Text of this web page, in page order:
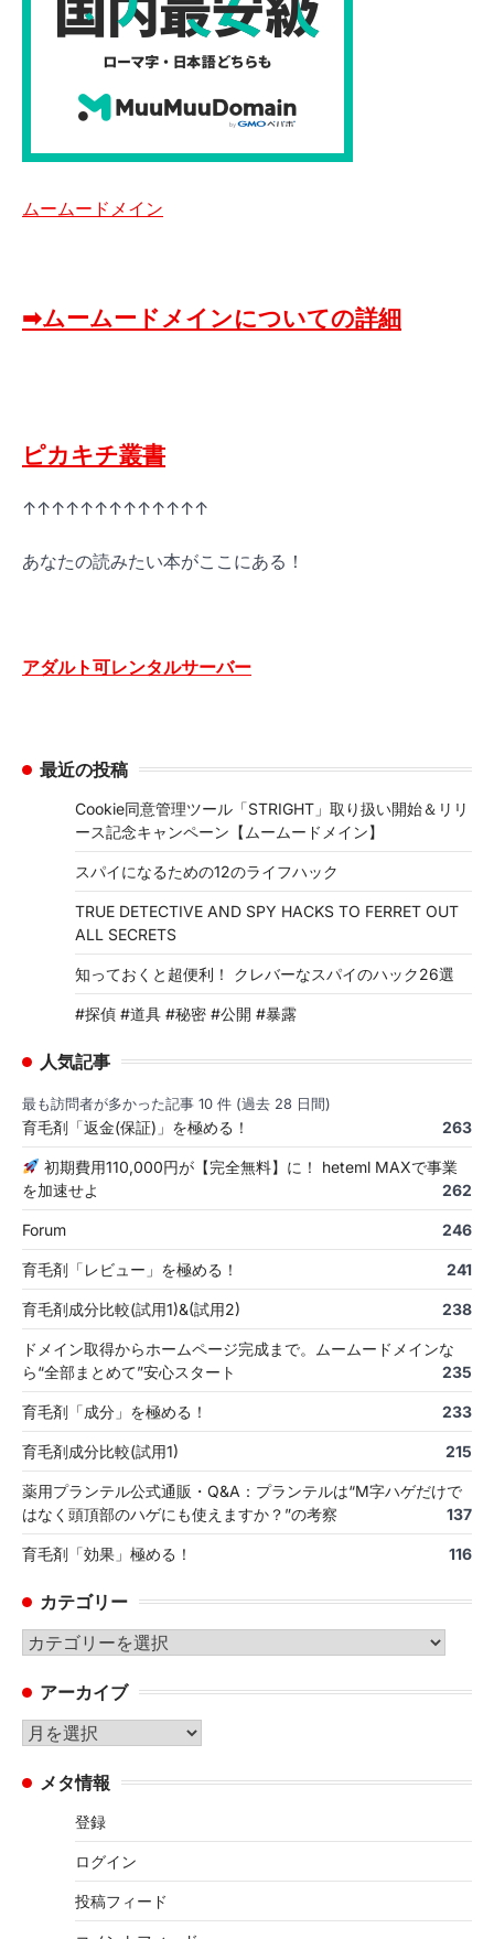
ムームードメイン
➡ムームードメインについての詳細
ピカキチ叢書
↑↑↑↑↑↑↑↑↑↑↑↑↑
あなたの読みたい本がここにある！
アダルト可レンタルサーバー
最近の投稿
Cookie同意管理ツール「STRIGHT」取り扱い開始＆リリ
ース記念キャンペーン【ムームードメイン】
スパイになるための12のライフハック
TRUE DETECTIVE AND SPY HACKS TO FERRET OUT
ALL SECRETS
知っておくと超便利！ クレバーなスパイのハック26選
#探偵 #道具 #秘密 #公開 #暴露
人気記事
最も訪問者が多かった記事 10 件 (過去 28 日間)
育毛剤「返金(保証)」を極める！ 263
初期費用110,000円が【完全無料】に！ heteml MAXで事業
を加速せよ
262
Forum 246
育毛剤「レビュー」を極める！ 241
育毛剤成分比較(試用1)&(試用2) 238
ドメイン取得からホームページ完成まで。ムームードメインな
ら“全部まとめて”安心スタート
235
育毛剤「成分」を極める！ 233
育毛剤成分比較(試用1) 215
薬用プランテル公式通販・Q&A：プランテルは“M字ハゲだけで
はなく頭頂部のハゲにも使えますか？”の考察
137
育毛剤「効果」極める！ 116
カテゴリー
カ
ゴ
リ
ー
アーカイブ
ア
カ メタ情報
登録
ログイン
投稿フィード